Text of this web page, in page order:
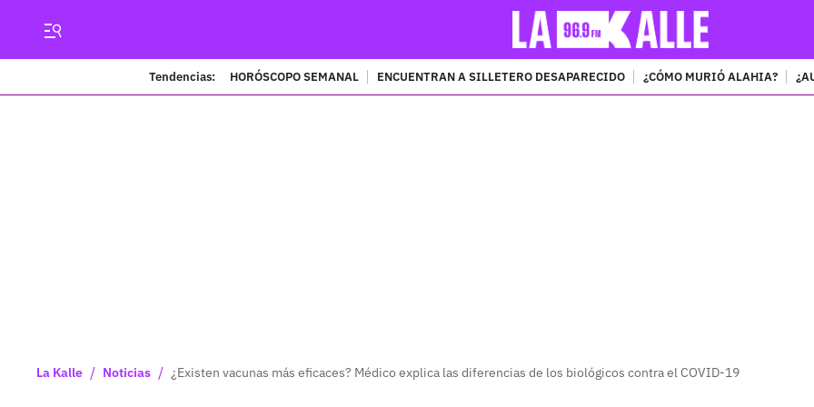
Tendencias: HORÓSCOPO SEMANAL ENCUENTRAN A SILLETERO DESAPARECIDO ¿CÓMO MURIÓ ALAHIA?
La Kalle / Noticias / ¿Existen vacunas más eficaces? Médico explica las diferencias de los biológicos contra el COVID-19